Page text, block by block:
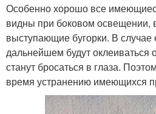
Особенно хорошо все
видны при боковом освещении,
выступающие бугорки. В случае
дальнейшем будут оклеиваться
станут бросаться в глаза.
время устранению имеющихся